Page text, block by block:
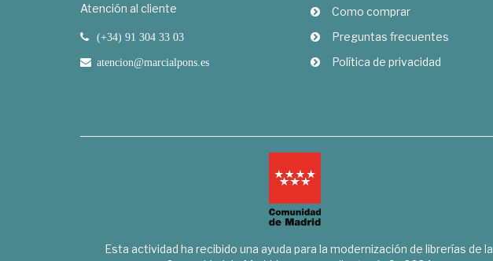
Atención al cliente
(+34) 91 304 33 03
atencion@marcialpons.es
Como comprar
Preguntas frecuentes
Política de privacidad
Esta actividad ha recibido una ayuda para la modernización de librerías de la